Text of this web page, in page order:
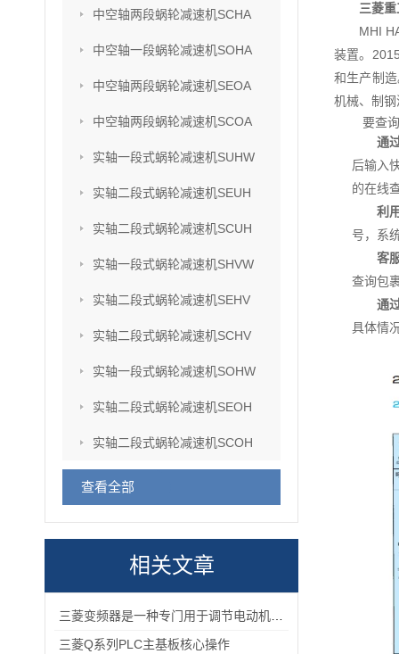
中空轴两段蜗轮减速机SCHA
中空轴一段蜗轮减速机SOHA
中空轴两段蜗轮减速机SEOA
中空轴两段蜗轮减速机SCOA
实轴一段式蜗轮减速机SUHW
实轴二段式蜗轮减速机SEUH
实轴二段式蜗轮减速机SCUH
实轴一段式蜗轮减速机SHVW
实轴二段式蜗轮减速机SEHV
实轴二段式蜗轮减速机SCHV
实轴一段式蜗轮减速机SOHW
实轴二段式蜗轮减速机SEOH
实轴二段式蜗轮减速机SCOH
查看全部
相关文章
三菱Q系列PLC主基板核心操作
三菱
MHI
装置。
和生产制
机械、制
要查
通
后输入
的在线
利
号，系
客
查询包
通
具体情